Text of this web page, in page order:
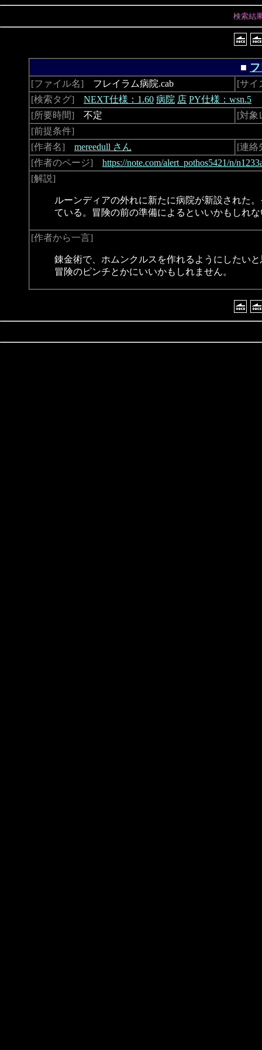
検索結
■
[ファイル名] フレイラム病院.cab
[サイ
[検索タグ]
NEXT仕様：1.60 病院 店 PY仕様：wsn.5
[所要時間] 不定
[対象
[前提条件]
[作者名]
mereedull さん
[連絡
[作者のページ]
https://note.com/alert_pothos5421/n/
[解説]
ルーンディアの外れに新たに病院が新設された
ている。冒険の前の準備によるといいかもしれ
[作者から一言]
錬金術で、ホムンクルスを作れるようにしたい
冒険のピンチとかにいいかもしれません。